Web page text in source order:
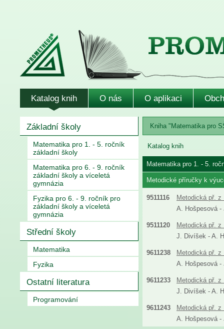
Katalog knih O nás O aplikaci
Základní školy
Matematika pro 1. - 5. ročník
základní školy
Matematika pro 6. - 9. ročník
základní školy a víceletá
gymnázia
Fyzika pro 6. - 9. ročník pro
základní školy a víceletá
gymnázia
Střední školy
Matematika
Fyzika
Ostatní literatura
Programování
Kniha "Matematika pro
Katalog knih
Matematika pro 1. - 5.
Metodické příručky k
9511116
Metodická př.
A. Hošpesová
9511120
Metodická př.
J. Divíšek - A.
9611238
Metodická př.
A. Hošpesová
9611233
Metodická př.
J. Divíšek - A.
9611243
Metodická př.
A. Hošpesová